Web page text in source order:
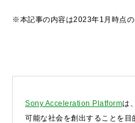
※本記事の内容は2023年1月時点の
Sony Acceleration Platformは
可能な社会を創出することを